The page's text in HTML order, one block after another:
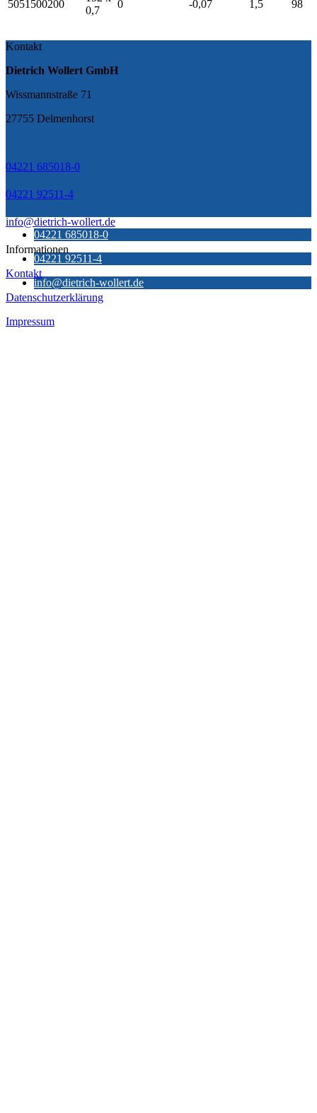
5051500200
0,7
0 -0,07 1,5 98
Kontakt
Dietrich Wollert GmbH
Wissmannstraße 71
27755 Delmenhorst
04221 685018-0
04221 92511-4
info@dietrich-wollert.de
Informationen
Kontakt
Datenschutzerklärung
Impressum
04221 685018-0
04221 92511-4
info@dietrich-wollert.de